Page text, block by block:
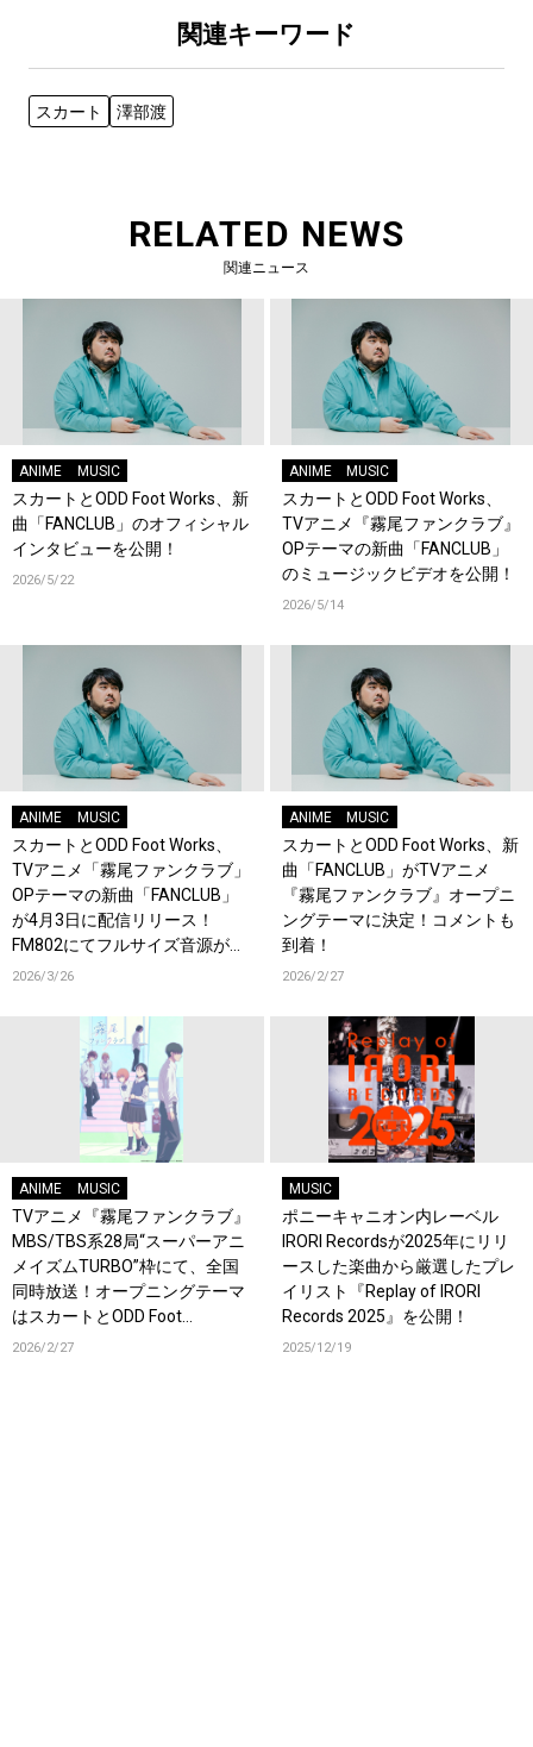
関連キーワード
スカート 澤部渡
RELATED NEWS
関連ニュース
ANIME MUSIC
スカートとODD Foot Works、新
曲「FANCLUB」のオフィシャル
インタビューを公開！
2026/5/22
ANIME MUSIC
スカートとODD Foot Works、
TVアニメ『霧尾ファンクラブ』
OPテーマの新曲「FANCLUB」
のミュージックビデオを公開！
2026/5/14
ANIME MUSIC
スカートとODD Foot Works、
TVアニメ「霧尾ファンクラブ」
OPテーマの新曲「FANCLUB」
が4月3日に配信リリース！
FM802にてフルサイズ音源が初
OA！
2026/3/26
ANIME MUSIC
スカートとODD Foot Works、新
曲「FANCLUB」がTVアニメ
『霧尾ファンクラブ』オープニ
ングテーマに決定！コメントも
到着！
2026/2/27
ANIME MUSIC
TVアニメ『霧尾ファンクラブ』
MBS/TBS系28局“スーパーアニ
メイズムTURBO”枠にて、全国
同時放送！オープニングテーマ
はスカートとODD Foot
Works「FANCLUB」！
2026/2/27
MUSIC
ポニーキャニオン内レーベル
IRORI Recordsが2025年にリリ
ースした楽曲から厳選したプレ
イリスト『Replay of IRORI
Records 2025』を公開！
2025/12/19